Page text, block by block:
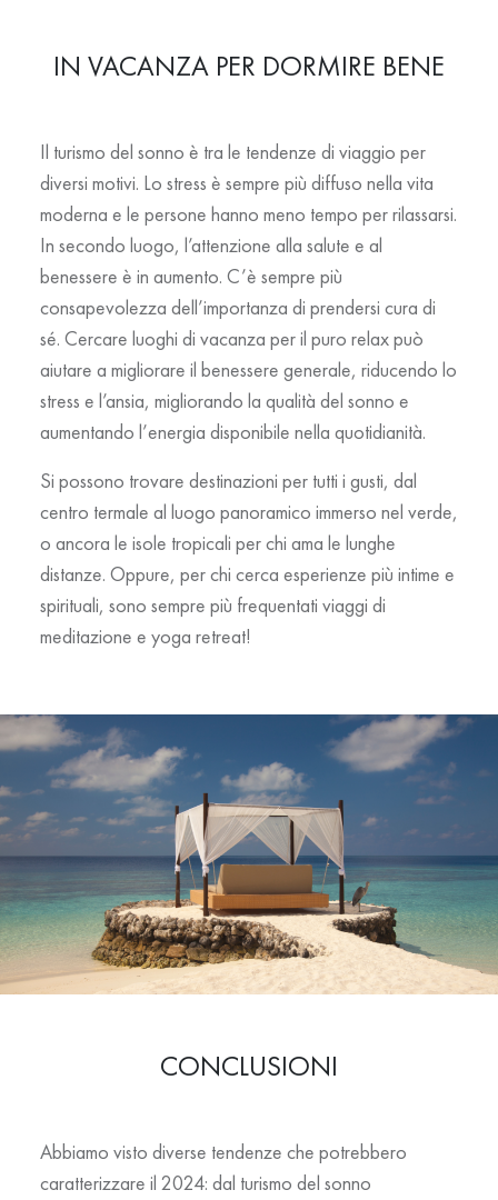
IN VACANZA PER DORMIRE BENE
Il turismo del sonno è tra le tendenze di viaggio per
diversi motivi. Lo stress è sempre più diffuso nella vita
moderna e le persone hanno meno tempo per rilassarsi.
In secondo luogo, l’attenzione alla salute e al
benessere è in aumento. C’è sempre più
consapevolezza dell’importanza di prendersi cura di
sé. Cercare luoghi di vacanza per il puro relax può
aiutare a migliorare il benessere generale, riducendo lo
stress e l’ansia, migliorando la qualità del sonno e
aumentando l’energia disponibile nella quotidianità.
Si possono trovare destinazioni per tutti i gusti, dal
centro termale al luogo panoramico immerso nel verde,
o ancora le isole tropicali per chi ama le lunghe
distanze. Oppure, per chi cerca esperienze più intime e
spirituali, sono sempre più frequentati viaggi di
meditazione e yoga retreat!
CONCLUSIONI
Abbiamo visto diverse tendenze che potrebbero
caratterizzare il 2024: dal turismo del sonno